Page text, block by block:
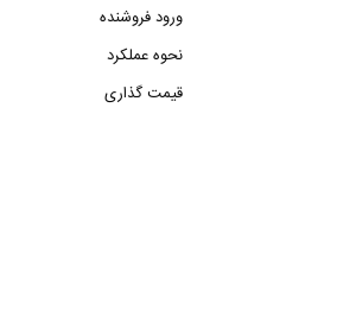
ورود فروشنده
نحوه عملکرد
قیمت گذاری